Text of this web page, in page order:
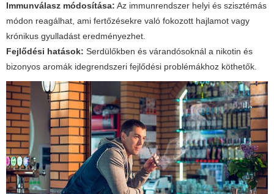
Immunválasz módosítása: Az immunrendszer helyi és szisztémás
módon reagálhat, ami fertőzésekre való fokozott hajlamot vagy
krónikus gyulladást eredményezhet.
Fejlődési hatások: Serdülőkben és várandósoknál a nikotin és
bizonyos aromák idegrendszeri fejlődési problémákhoz köthetők.